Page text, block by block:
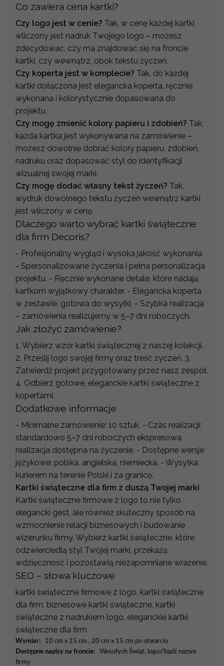
Co zawiera cena kartki?
Czy logo jest w cenie? Tak, w cenę każdej kartki
wliczony jest nadruk Twojego logo – możesz
zdecydować, czy ma znajdować się na froncie
kartki, czy wewnątrz, obok tekstu życzeń.
Czy koperta jest w komplecie? Tak, do każdej
kartki dołączona jest elegancka koperta, ręcznie
wykonana i kolorystycznie dopasowana do
projektu.
Czy mogę zmienić kolory papieru i zdobień? Tak,
każda kartka jest wykonywana na zamówienie –
możesz dowolnie dobrać kolory papieru, zdobień,
nadruku oraz dopasować styl do identyfikacji
wizualnej swojej marki.
Czy mogę dodać własny tekst życzeń? Tak,
wydruk dowolnego tekstu życzeń wewnątrz kartki
jest wliczony w cenę.
Dlaczego warto wybrać kartki świąteczne
dla firm Decoris?
- Profesjonalny wygląd i wysoka jakość wykonania.
- Spersonalizowane życzenia i pełna personalizacja
projektu. - Ręcznie wykonane detale, które nadają
kartkom wyjątkowy charakter. - Elegancka koperta
w zestawie, gotowa do wysyłki. - Szybka realizacja
– zamówienia realizujemy w 5–7 dni roboczych.
Jak złożyć zamówienie?
1. Wybierz wzór kartki świątecznej z naszej kolekcji.
2. Prześlij logo swojej firmy oraz treść życzeń. 3.
Zatwierdź projekt przygotowany przez nasz zespół.
4. Odbierz gotowe, eleganckie kartki świąteczne z
kopertami.
Dodatkowe informacje
- Minimalne zamówienie: 10 sztuk. - Czas realizacji:
standardowo 5–7 dni roboczych ekspresowa
realizacja dostępna na życzenie. - Dostępne wersje
językowe: polska, angielska, niemiecka. - Wysyłka
kurierem na terenie Polski i za granicę.
Kartki świąteczne dla firm z duszą Twojej marki
Kartki świąteczne firmowe z logo to nie tylko
elegancki gest, ale również skuteczny sposób na
wzmocnienie relacji biznesowych i budowanie
wizerunku firmy. Wybierz kartki świąteczne, które
odzwierciedlą styl Twojej marki, przekażą
wdzięczność i pozostawią niezapomniane wrażenie.
SEO – słowa kluczowe
kartki świąteczne firmowe z logo, kartki świąteczne
dla firm, biznesowe kartki świąteczne, kartki
świąteczne z nadrukiem logo, eleganckie kartki
świąteczne dla firm
Wymiar: 10 cm x 15 cm , 20 cm x 15 cm po otwarciu
Dostępne napisy na froncie: Wesołych Świąt, logo//bądź nazwa
firmy